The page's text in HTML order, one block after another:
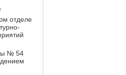
отделе
№ 54